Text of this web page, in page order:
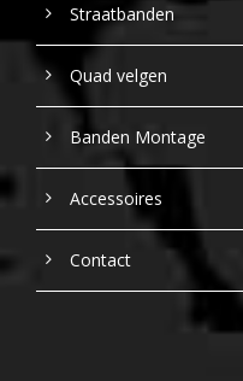
Straatbanden
Quad velgen
Banden Montage
Accessoires
Contact